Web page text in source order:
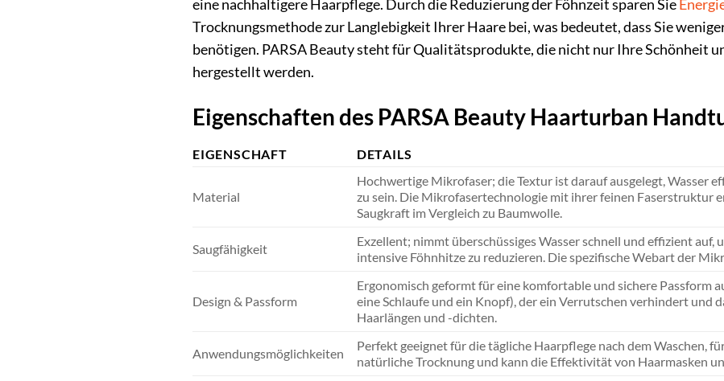
eine nachhaltigere Haarpflege. Durch die Reduzierung der Föhnzeit sparen Sie
Trocknungsmethode zur Langlebigkeit Ihrer Haare bei, was bedeutet, dass Sie
benötigen. PARSA Beauty steht für Qualitätsprodukte, die nicht nur Ihre Schönheit
hergestellt werden.
Eigenschaften des PARSA Beauty Haarturban
EIGENSCHAFT DETAILS
Material
Hochwertige Mikrofaser; die Textur ist darauf ausgelegt, Wasser
zu sein. Die Mikrofasertechnologie mit ihrer feinen Faserstruktur
Saugkraft im Vergleich zu Baumwolle.
Saugfähigkeit
Exzellent; nimmt überschüssiges Wasser schnell und effizient
intensive Föhnhitze zu reduzieren. Die spezifische Webart der
Design & Passform
Ergonomisch geformt für eine komfortable und sichere Passform
eine Schlaufe und ein Knopf), der ein Verrutschen verhindert und
Haarlängen und -dichten.
Anwendungsmöglichkeiten
Perfekt geeignet für die tägliche Haarpflege nach dem Waschen,
natürliche Trocknung und kann die Effektivität von Haarmasken